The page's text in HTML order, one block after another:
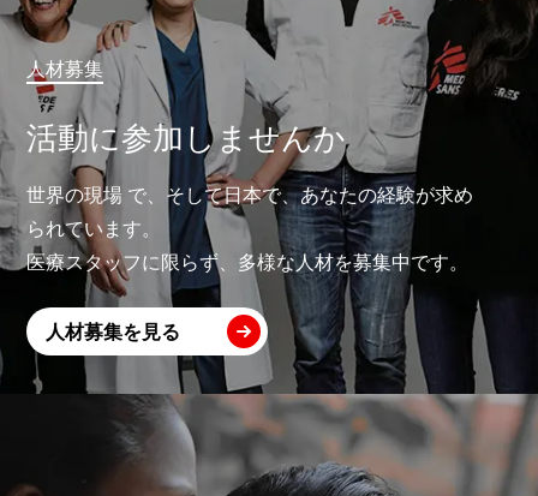
人材募集
活動に参加しませんか
世界の現場 で、そして日本で、あなたの経験が求め
られています。
医療スタッフに限らず、多様な人材を募集中です。
人材募集を見る